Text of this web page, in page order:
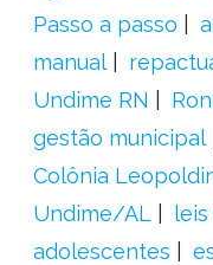
Passo a passo
manual
Undime RN
gestão municipal
Colônia
Undime/AL
adolescentes